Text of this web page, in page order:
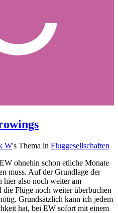
W's Thema in Fluggesellschaften
ohnehin schon etliche Monate
muss. Auf der Grundlage der
hier also noch weiter am
die Flüge noch weiter überbuchen
Grundsätzlich kann ich jedem
hat, bei EW sofort mit einem